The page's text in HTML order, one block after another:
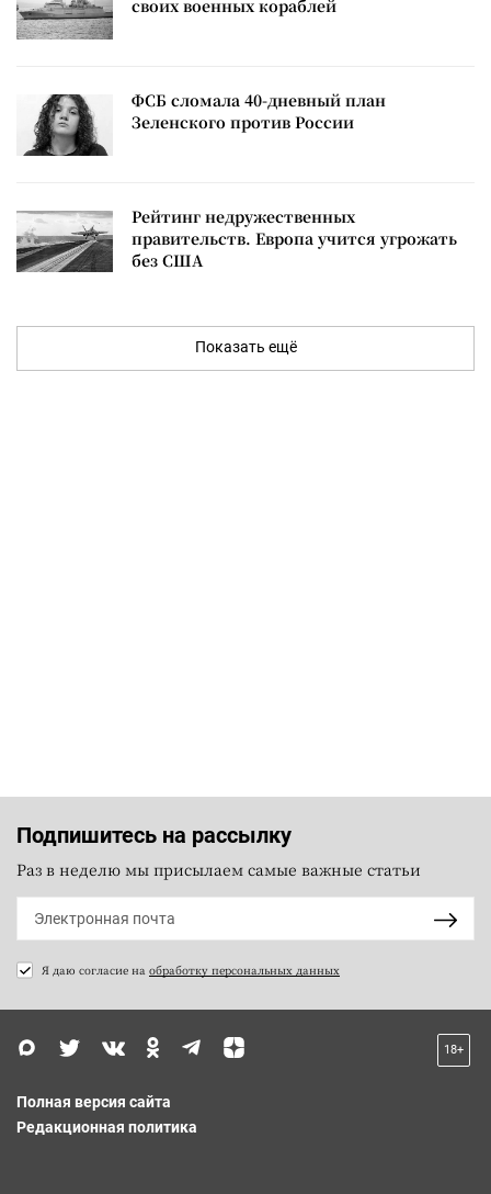
своих военных кораблей
ФСБ сломала 40-дневный план
Зеленского против России
Рейтинг недружественных
правительств. Европа учится угрожать
без США
Показать ещё
Подпишитесь на рассылку
Раз в неделю мы присылаем самые важные статьи
Я даю согласие на обработку персональных данных
18+
Полная версия сайта
Редакционная политика